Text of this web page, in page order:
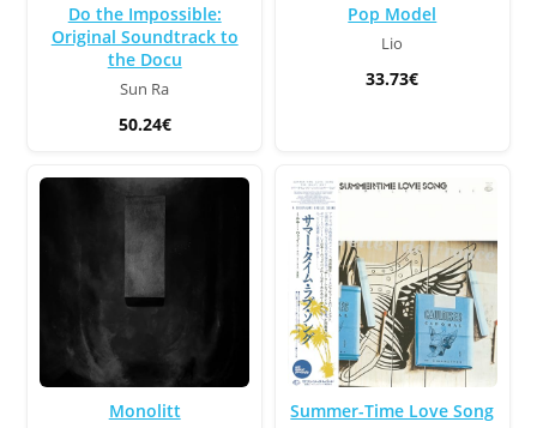
Do the Impossible:
Original Soundtrack to
the Docu
Sun Ra
50.24€
Pop Model
Lio
33.73€
Monolitt Summer-Time Love Song